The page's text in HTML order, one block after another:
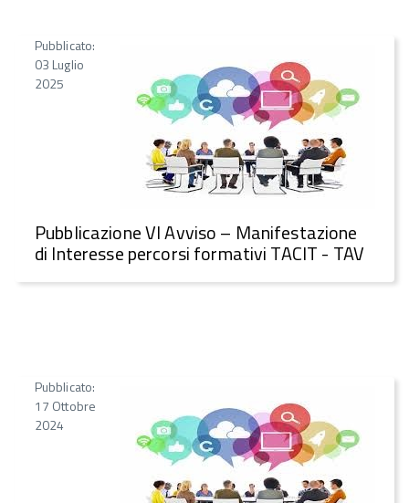
Pubblicato:
03 Luglio
2025
Pubblicazione VI Avviso – Manifestazione
di Interesse percorsi formativi TACIT - TAV
Pubblicato:
17 Ottobre
2024